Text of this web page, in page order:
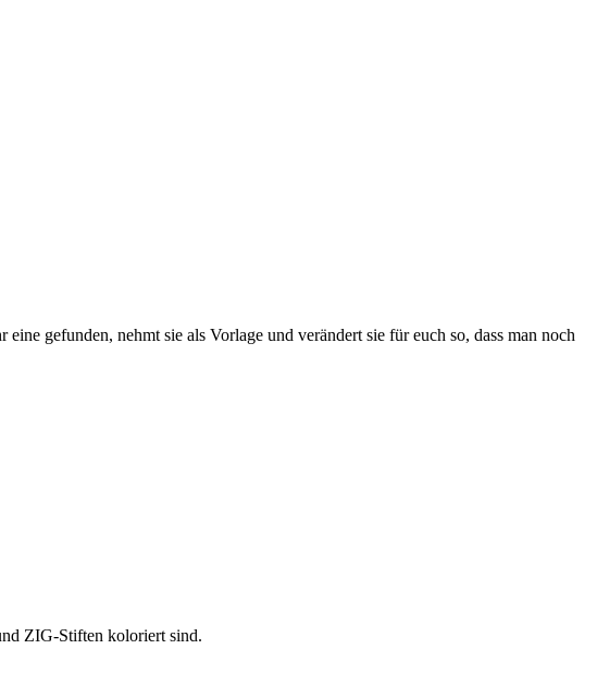
gefunden, nehmt sie als Vorlage und verändert sie für euch so, dass man noch
ZIG-Stiften koloriert sind.